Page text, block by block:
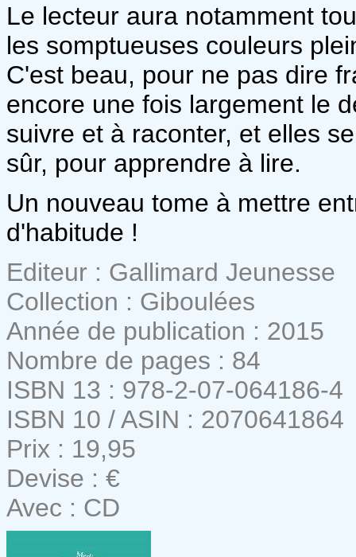
Le lecteur aura notamment
les somptueuses couleurs
C'est beau, pour ne pas dire
encore une fois largement le
suivre et à raconter, et elles
sûr, pour apprendre à lire.
Un nouveau tome à mettre
d'habitude !
Editeur : Gallimard Jeunesse
Collection : Giboulées
Année de publication : 2015
Nombre de pages : 84
ISBN 13 : 978-2-07-064186-4
ISBN 10 / ASIN : 2070641864
Prix : 19,95
Devise : €
Avec : CD